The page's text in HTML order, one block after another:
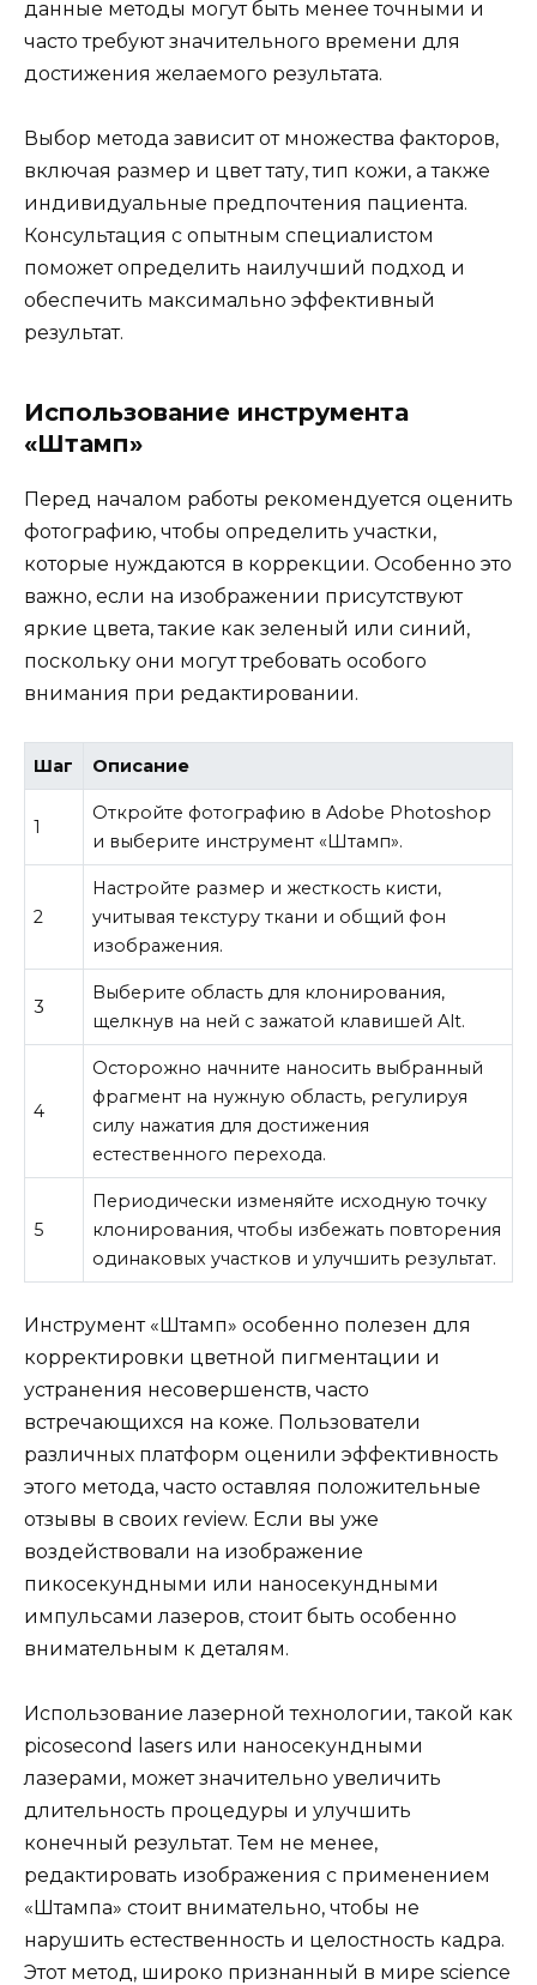
данные методы могут быть менее точными и
часто требуют значительного времени для
достижения желаемого результата.
Выбор метода зависит от множества факторов,
включая размер и цвет тату, тип кожи, а также
индивидуальные предпочтения пациента.
Консультация с опытным специалистом
поможет определить наилучший подход и
обеспечить максимально эффективный
результат.
Использование инструмента
«Штамп»
Перед началом работы рекомендуется оценить
фотографию, чтобы определить участки,
которые нуждаются в коррекции. Особенно это
важно, если на изображении присутствуют
яркие цвета, такие как зеленый или синий,
поскольку они могут требовать особого
внимания при редактировании.
Шаг Описание
1
Откройте фотографию в Adobe Photoshop
и выберите инструмент «Штамп».
2
Настройте размер и жесткость кисти,
учитывая текстуру ткани и общий фон
изображения.
3
Выберите область для клонирования,
щелкнув на ней с зажатой клавишей Alt.
4
Осторожно начните наносить выбранный
фрагмент на нужную область, регулируя
силу нажатия для достижения
естественного перехода.
5
Периодически изменяйте исходную точку
клонирования, чтобы избежать повторения
одинаковых участков и улучшить результат.
Инструмент «Штамп» особенно полезен для
корректировки цветной пигментации и
устранения несовершенств, часто
встречающихся на коже. Пользователи
различных платформ оценили эффективность
этого метода, часто оставляя положительные
отзывы в своих review. Если вы уже
воздействовали на изображение
пикосекундными или наносекундными
импульсами лазеров, стоит быть особенно
внимательным к деталям.
Использование лазерной технологии, такой как
picosecond lasers или наносекундными
лазерами, может значительно увеличить
длительность процедуры и улучшить
конечный результат. Тем не менее,
редактировать изображения с применением
«Штампа» стоит внимательно, чтобы не
нарушить естественность и целостность кадра.
Этот метод, широко признанный в мире science